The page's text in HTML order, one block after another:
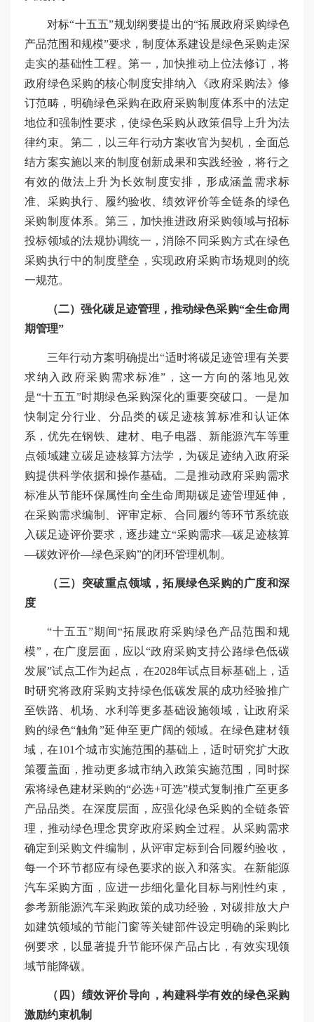
对标“十五五”规划纲要提出的“拓展政府采购绿色
产品范围和规模”要求，制度体系建设是绿色采购走深
走实的基础性工程。第一，加快推动上位法修订，将
政府绿色采购的核心制度安排纳入《政府采购法》修
订范畴，明确绿色采购在政府采购制度体系中的法定
地位和强制性要求，使绿色采购从政策倡导上升为法
律约束。第二，以三年行动方案收官为契机，全面总
结方案实施以来的制度创新成果和实践经验，将行之
有效的做法上升为长效制度安排，形成涵盖需求标
准、采购执行、履约验收、绩效评价等全链条的绿色
采购制度体系。第三，加快推进政府采购领域与招标
投标领域的法规协调统一，消除不同采购方式在绿色
采购执行中的制度壁垒，实现政府采购市场规则的统
一规范。
（二）强化碳足迹管理，推动绿色采购“全生命周
期管理”
三年行动方案明确提出“适时将碳足迹管理有关要
求纳入政府采购需求标准”，这一方向的落地见效
是“十五五”时期绿色采购深化的重要突破口。一是加
快制定分行业、分品类的碳足迹核算标准和认证体
系，优先在钢铁、建材、电子电器、新能源汽车等重
点领域建立碳足迹核算方法学，为碳足迹纳入政府采
购提供科学依据和操作基础。二是推动政府采购需求
标准从节能环保属性向全生命周期碳足迹管理延伸，
在采购需求编制、评审定标、合同履约等环节系统嵌
入碳足迹评价要求，逐步建立“采购需求—碳足迹核算
—碳效评价—绿色采购”的闭环管理机制。
（三）突破重点领域，拓展绿色采购的广度和深
度
“十五五”期间“拓展政府采购绿色产品范围和规
模”，在广度层面，应以“政府采购支持公路绿色低碳
发展”试点工作为起点，在2028年试点目标基础上，适
时研究将政府采购支持绿色低碳发展的成功经验推广
至铁路、机场、水利等更多基础设施领域，让政府采
购的绿色“触角”延伸至更广阔的领域。在绿色建材领
域，在101个城市实施范围的基础上，适时研究扩大政
策覆盖面，推动更多城市纳入政策实施范围，同时探
索将绿色建材采购的“必选+可选”模式复制推广至更多
产品品类。在深度层面，应强化绿色采购的全链条管
理，推动绿色理念贯穿政府采购全过程。从采购需求
确定到采购文件编制，从评审定标到合同履约验收，
每一个环节都应有绿色要求的嵌入和落实。在新能源
汽车采购方面，应进一步细化量化目标与刚性约束，
参考新能源汽车采购政策的成功经验，对碳排放大户
如建筑领域的节能门窗等关键部件设定明确的采购比
例要求，以显著提升节能环保产品占比，有效实现领
域节能降碳。
（四）绩效评价导向，构建科学有效的绿色采购
激励约束机制